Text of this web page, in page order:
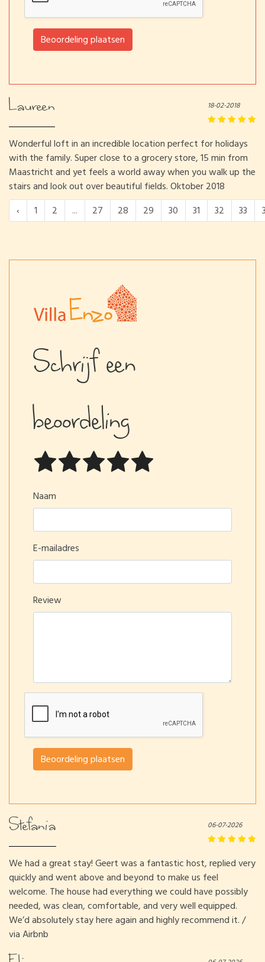
Beoordeling plaatsen
Laureen 18-02-2018
Wonderful loft in an incredible location perfect for holidays
with the family. Super close to a grocery store, 15 min from
Maastricht and yet feels a world away when you walk up the
stairs and look out over beautiful fields. Oktober 2018
‹
1 2 ... 27 28 29 30 31 32 33
Schrijf een
beoordeling
Naam
E-mailadres
Review
Beoordeling plaatsen
Stefania 06-07-2026
We had a great stay! Geert was a fantastic host, replied very
quickly and went above and beyond to make us feel
welcome. The house had everything we could have possibly
needed, was clean, comfortable, and very well equipped.
We’d absolutely stay here again and highly recommend it. /
via Airbnb